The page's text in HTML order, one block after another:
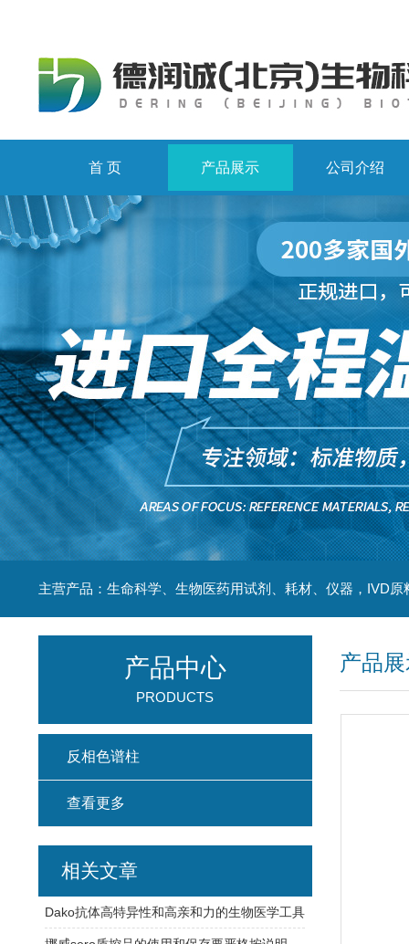
首 页 产品展示 公司介绍
主营产品：生命科学、生物医药用试剂、耗材、仪器，IVD原
产品
产品中心
PRODUCTS
反相色谱柱
查看更多
相关文章
Dako抗体高特异性和高亲和力的生物医学工具